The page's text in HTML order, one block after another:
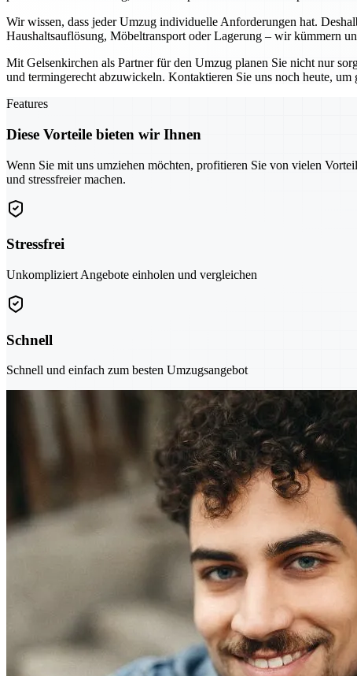
Wir wissen, dass jeder Umzug individuelle Anforderungen hat.
Haushaltsauflösung, Möbeltransport oder Lagerung – wir kümmern
Mit Gelsenkirchen als Partner für den Umzug planen Sie nicht nur
und termingerecht abzuwickeln. Kontaktieren Sie uns noch heute,
Features
Diese Vorteile bieten wir Ihnen
Wenn Sie mit uns umziehen möchten, profitieren Sie von vielen
und stressfreier machen.
Stressfrei
Unkompliziert Angebote einholen und vergleichen
Schnell
Schnell und einfach zum besten Umzugsangebot